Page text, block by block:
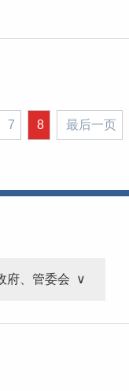
7 8 最后一页
府、管委会